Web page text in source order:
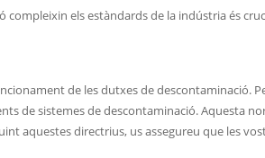
compleixin els estàndards de la indústria és
de les dutxes de descontaminació.
de sistemes de descontaminació. Aquesta
aquestes directrius, us assegureu que les